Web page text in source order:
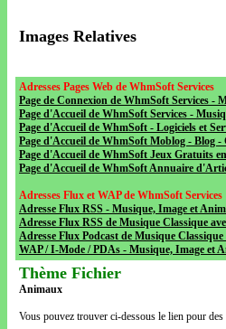
Images Relatives
Adresses Pages Web de WhmSoft Services
Page de Connexion de WhmSoft Services -
Page d'Accueil de WhmSoft Services -
Page d'Accueil de WhmSoft - Logiciels et
Page d'Accueil de WhmSoft Moblog - Blog -
Page d'Accueil de WhmSoft Jeux Gratuits
Page d'Accueil de WhmSoft Annuaire
Adresses Flux et WAP de WhmSoft Services
Adresse Flux RSS - Musique, Image et
Adresse Flux RSS de Musique Classique
Adresse Flux Podcast de Musique
WAP / I-Mode / PDAs - Musique, Image et
Thème Fichier
Animaux
Vous pouvez trouver ci-dessous le lien pour